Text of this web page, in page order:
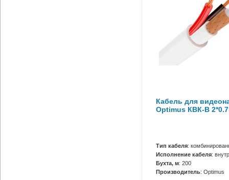
Кабель для
Optimus КВК-В
Тип кабеля:
Исполнение кабеля:
Бухта, м: 200
Производитель: Optimus